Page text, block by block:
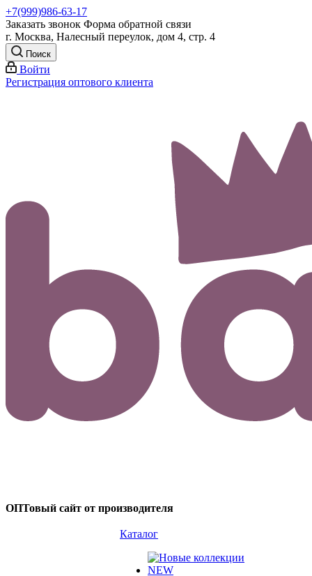
+7(999)986-63-17
Заказать звонок Форма обратной связи
г. Москва, Налесный переулок, дом 4, стр. 4
Поиск
Войти
Регистрация оптового клиента
ОПТовый сайт от производителя
Каталог